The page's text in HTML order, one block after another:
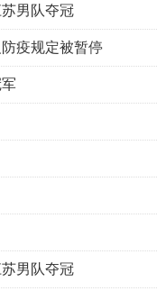
男队夺冠
疫规定被暂停
男队夺冠